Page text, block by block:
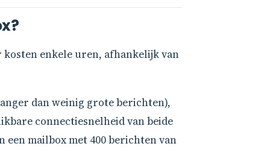
kosten enkele uren, afhankelijk van
dan weinig grote berichten),
connectiesnelheid van beide
een mailbox met 400 berichten van